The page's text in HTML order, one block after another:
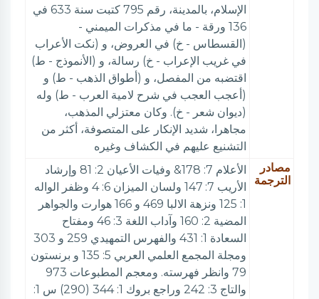
الإسلام، بالمدينة، رقم 795 كتبت سنة 633 في
136 ورقة - ما في مذكرات الميمني -
(القسطاس - خ) في العروض، و (نكت الأعراب
في غريب الإعراب - خ) رسالة، و (الأنموذج - ط)
اقتضبه من المفصل، و (أطواق الذهب - ط) و
(أعجب العجب في شرح لامية العرب - ط) وله
(ديوان شعر - خ). وكان معتزلي المذهب،
مجاهرا، شديد الإنكار على المتصوفة، أكثر من
التشنيع عليهم في الكشاف وغيره
مصادر
الترجمة
الأعلام 7: 178& وفيات الأعيان 2: 81 وإرشاد
الأريب 7: 147 ولسان الميزان 6: 4 وظفر الواله
1: 125 ونزهة الالبا 469 و 166 هوارت والجواهر
المضية 2: 160 وآداب اللغة 3: 46 ومفتاح
السعادة 1: 431 والفهرس التمهيدي 259 و 303
ومجلة المجمع العلمي العربي 5: 135 و برنستون
79 وانظر فهرسته. ومعجم المطبوعات 973
والتاج 3: 242 وراجع بروك 1: 344 (290) س 1: